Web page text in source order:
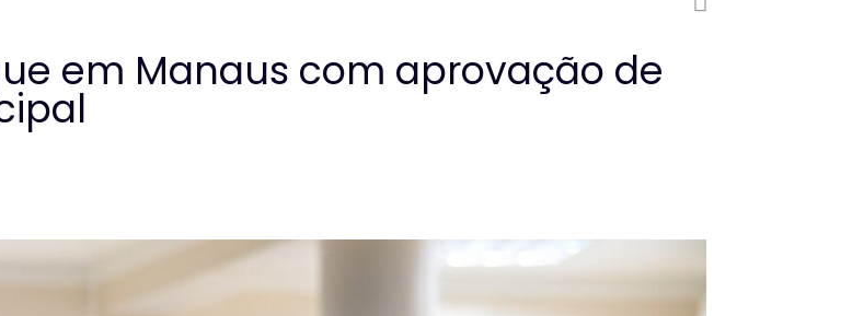
em Manaus com aprovação de